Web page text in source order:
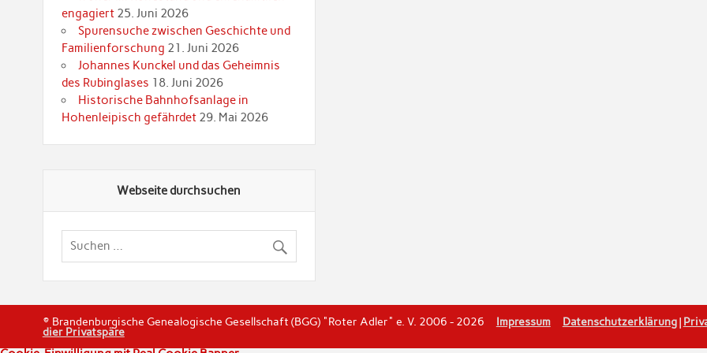
engagiert 25. Juni 2026
Spurensuche zwischen Geschichte und
Familienforschung 21. Juni 2026
Johannes Kunckel und das Geheimnis
des Rubinglases 18. Juni 2026
Historische Bahnhofsanlage in
Hohenleipisch gefährdet 29. Mai 2026
Webseite durchsuchen
© Brandenburgische Genealogische Gesellschaft (BGG) "Roter Adler" e. V. 2006 - 2026 Impressum Datenschutzerklärung|
dier Privatspäre